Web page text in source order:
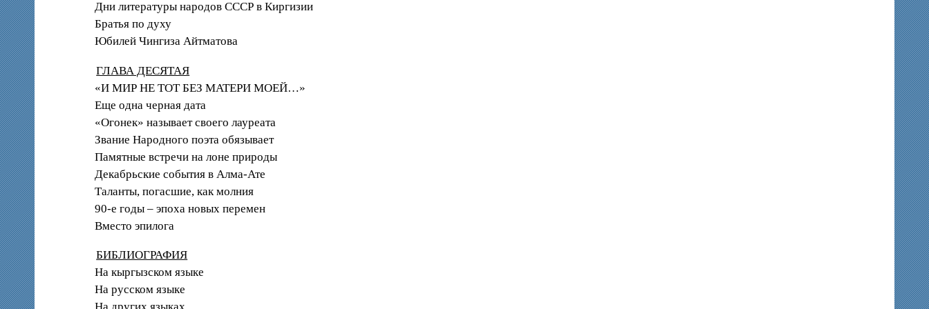
Дни литературы народов СССР в Киргизии
Братья по духу
Юбилей Чингиза Айтматова
ГЛАВА ДЕСЯТАЯ
«И МИР НЕ ТОТ БЕЗ МАТЕРИ МОЕЙ…»
Еще одна черная дата
«Огонек» называет своего лауреата
Звание Народного поэта обязывает
Памятные встречи на лоне природы
Декабрьские события в Алма-Ате
Таланты, погасшие, как молния
90-е годы – эпоха новых перемен
Вместо эпилога
БИБЛИОГРАФИЯ
На кыргызском языке
На русском языке